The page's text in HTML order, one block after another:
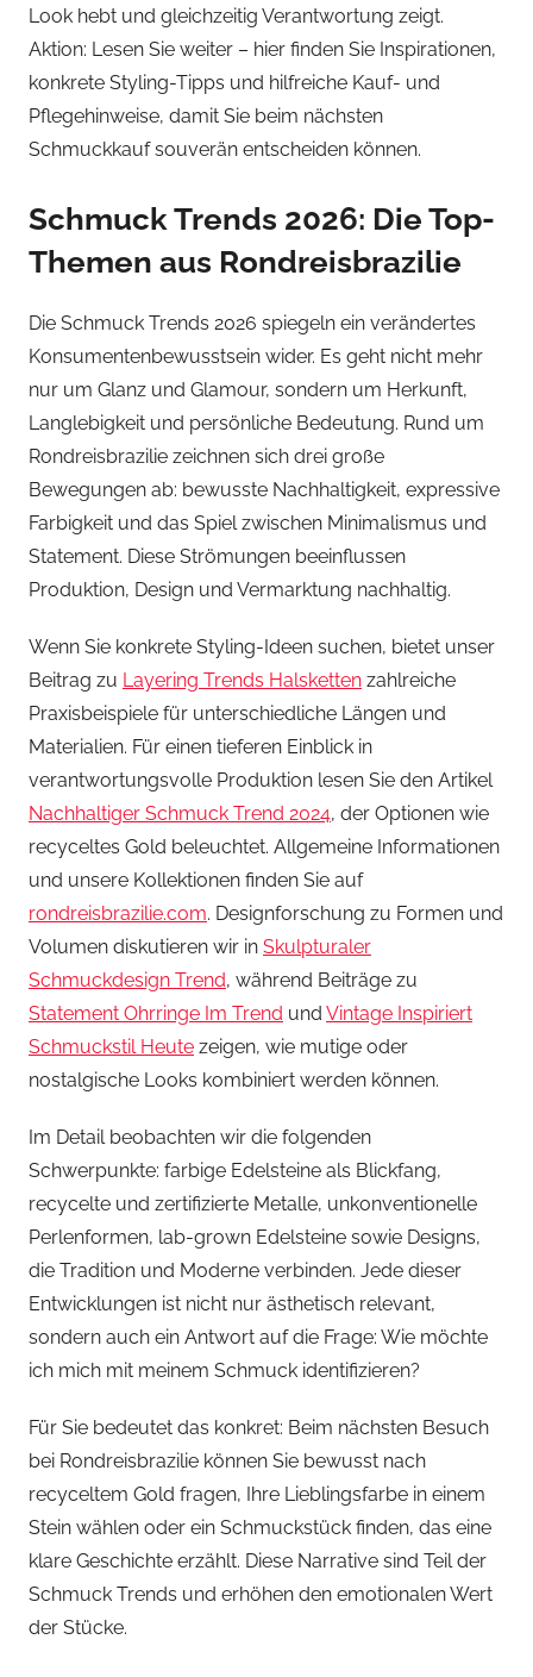
Look hebt und gleichzeitig Verantwortung zeigt.
Aktion: Lesen Sie weiter – hier finden Sie Inspirationen,
konkrete Styling-Tipps und hilfreiche Kauf- und
Pflegehinweise, damit Sie beim nächsten
Schmuckkauf souverän entscheiden können.
Schmuck Trends 2026: Die Top-
Themen aus Rondreisbrazilie
Die Schmuck Trends 2026 spiegeln ein verändertes
Konsumentenbewusstsein wider. Es geht nicht mehr
nur um Glanz und Glamour, sondern um Herkunft,
Langlebigkeit und persönliche Bedeutung. Rund um
Rondreisbrazilie zeichnen sich drei große
Bewegungen ab: bewusste Nachhaltigkeit, expressive
Farbigkeit und das Spiel zwischen Minimalismus und
Statement. Diese Strömungen beeinflussen
Produktion, Design und Vermarktung nachhaltig.
Wenn Sie konkrete Styling-Ideen suchen, bietet unser
Beitrag zu Layering Trends Halsketten zahlreiche
Praxisbeispiele für unterschiedliche Längen und
Materialien. Für einen tieferen Einblick in
verantwortungsvolle Produktion lesen Sie den Artikel
Nachhaltiger Schmuck Trend 2024, der Optionen wie
recyceltes Gold beleuchtet. Allgemeine Informationen
und unsere Kollektionen finden Sie auf
rondreisbrazilie.com. Designforschung zu Formen und
Volumen diskutieren wir in Skulpturaler
Schmuckdesign Trend, während Beiträge zu
Statement Ohrringe Im Trend und Vintage Inspiriert
Schmuckstil Heute zeigen, wie mutige oder
nostalgische Looks kombiniert werden können.
Im Detail beobachten wir die folgenden
Schwerpunkte: farbige Edelsteine als Blickfang,
recycelte und zertifizierte Metalle, unkonventionelle
Perlenformen, lab-grown Edelsteine sowie Designs,
die Tradition und Moderne verbinden. Jede dieser
Entwicklungen ist nicht nur ästhetisch relevant,
sondern auch ein Antwort auf die Frage: Wie möchte
ich mich mit meinem Schmuck identifizieren?
Für Sie bedeutet das konkret: Beim nächsten Besuch
bei Rondreisbrazilie können Sie bewusst nach
recyceltem Gold fragen, Ihre Lieblingsfarbe in einem
Stein wählen oder ein Schmuckstück finden, das eine
klare Geschichte erzählt. Diese Narrative sind Teil der
Schmuck Trends und erhöhen den emotionalen Wert
der Stücke.